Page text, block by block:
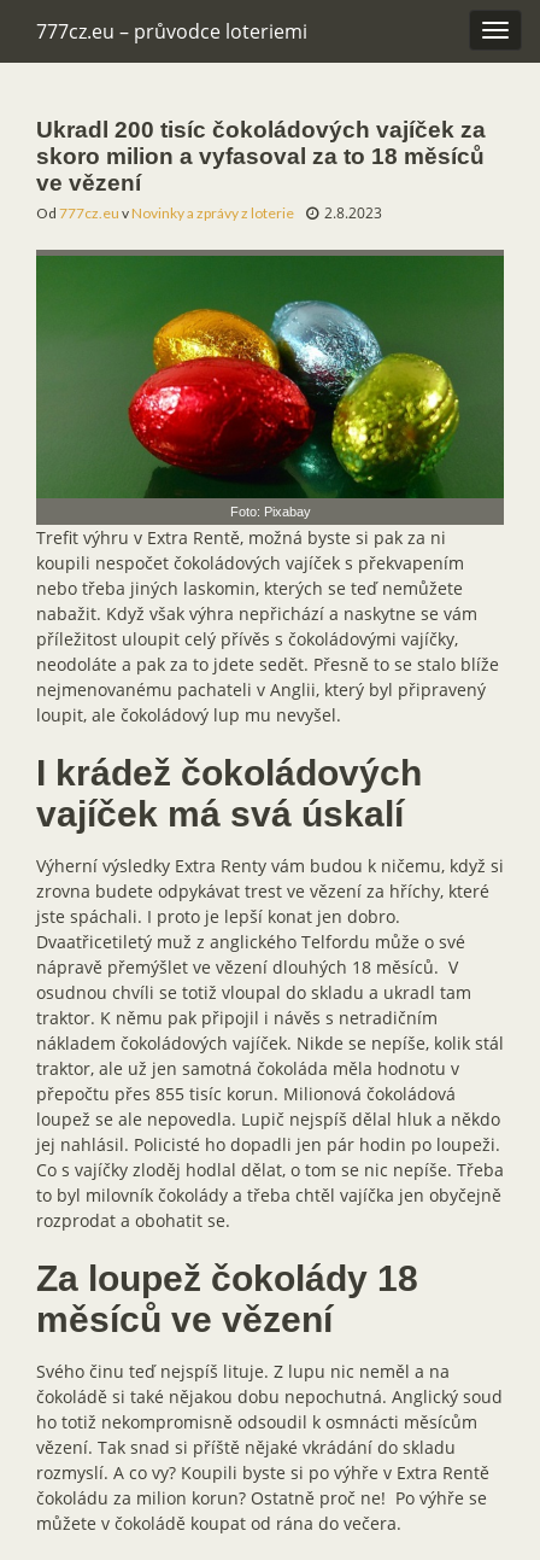
777cz.eu – průvodce loteriemi
Ukradl 200 tisíc čokoládových vajíček za
skoro milion a vyfasoval za to 18 měsíců
ve vězení
Od 777cz.eu vNovinky a zprávy z loterie 2.8.2023
Foto: Pixabay
Trefit výhru v Extra Rentě, možná byste si pak za ni
koupili nespočet čokoládových vajíček s překvapením
nebo třeba jiných laskomin, kterých se teď nemůžete
nabažit. Když však výhra nepřichází a naskytne se vám
příležitost uloupit celý přívěs s čokoládovými vajíčky,
neodoláte a pak za to jdete sedět. Přesně to se stalo blíže
nejmenovanému pachateli v Anglii, který byl připravený
loupit, ale čokoládový lup mu nevyšel.
I krádež čokoládových
vajíček má svá úskalí
Výherní výsledky Extra Renty vám budou k ničemu, když si
zrovna budete odpykávat trest ve vězení za hříchy, které
jste spáchali. I proto je lepší konat jen dobro.
Dvaatřicetiletý muž z anglického Telfordu může o své
nápravě přemýšlet ve vězení dlouhých 18 měsíců. V
osudnou chvíli se totiž vloupal do skladu a ukradl tam
traktor. K němu pak připojil i návěs s netradičním
nákladem čokoládových vajíček. Nikde se nepíše, kolik stál
traktor, ale už jen samotná čokoláda měla hodnotu v
přepočtu přes 855 tisíc korun. Milionová čokoládová
loupež se ale nepovedla. Lupič nejspíš dělal hluk a někdo
jej nahlásil. Policisté ho dopadli jen pár hodin po loupeži.
Co s vajíčky zloděj hodlal dělat, o tom se nic nepíše. Třeba
to byl milovník čokolády a třeba chtěl vajíčka jen obyčejně
rozprodat a obohatit se.
Za loupež čokolády 18
měsíců ve vězení
Svého činu teď nejspíš lituje. Z lupu nic neměl a na
čokoládě si také nějakou dobu nepochutná. Anglický soud
ho totiž nekompromisně odsoudil k osmnácti měsícům
vězení. Tak snad si příště nějaké vkrádání do skladu
rozmyslí. A co vy? Koupili byste si po výhře v Extra Rentě
čokoládu za milion korun? Ostatně proč ne! Po výhře se
můžete v čokoládě koupat od rána do večera.